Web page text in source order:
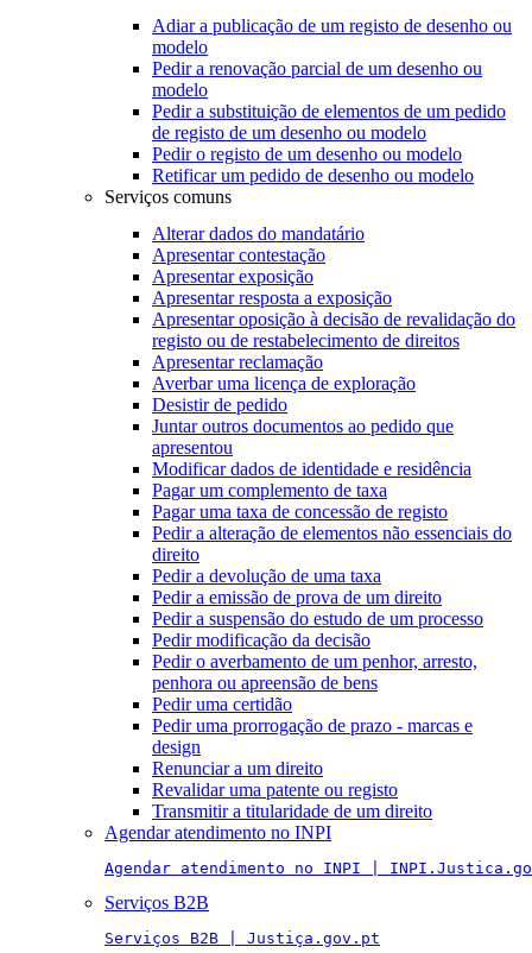
Adiar a publicação de um registo de desenho ou
modelo
Pedir a renovação parcial de um desenho ou
modelo
Pedir a substituição de elementos de um pedido
de registo de um desenho ou modelo
Pedir o registo de um desenho ou modelo
Retificar um pedido de desenho ou modelo
Serviços comuns
Alterar dados do mandatário
Apresentar contestação
Apresentar exposição
Apresentar resposta a exposição
Apresentar oposição à decisão de revalidação do
registo ou de restabelecimento de direitos
Apresentar reclamação
Averbar uma licença de exploração
Desistir de pedido
Juntar outros documentos ao pedido que
apresentou
Modificar dados de identidade e residência
Pagar um complemento de taxa
Pagar uma taxa de concessão de registo
Pedir a alteração de elementos não essenciais do
direito
Pedir a devolução de uma taxa
Pedir a emissão de prova de um direito
Pedir a suspensão do estudo de um processo
Pedir modificação da decisão
Pedir o averbamento de um penhor, arresto,
penhora ou apreensão de bens
Pedir uma certidão
Pedir uma prorrogação de prazo - marcas e
design
Renunciar a um direito
Revalidar uma patente ou registo
Transmitir a titularidade de um direito
Agendar atendimento no INPI
Agendar atendimento no INPI |
Serviços B2B
Serviços B2B | Justiça.gov.pt